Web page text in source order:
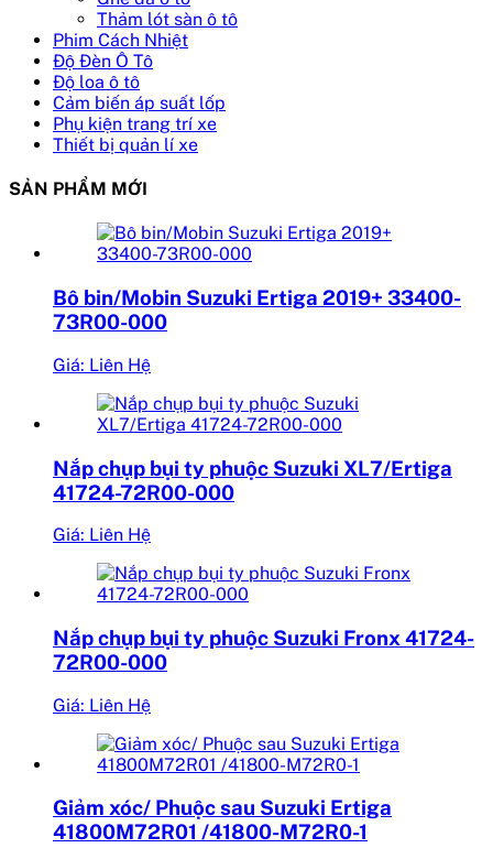
Thảm lót sàn ô tô
Phim Cách Nhiệt
Độ Đèn Ô Tô
Độ loa ô tô
Cảm biến áp suất lốp
Phụ kiện trang trí xe
Thiết bị quản lí xe
SẢN PHẨM MỚI
Bô bin/Mobin Suzuki Ertiga 2019+ 33400-
73R00-000
Giá: Liên Hệ
Nắp chụp bụi ty phuộc Suzuki XL7/Ertiga
41724-72R00-000
Giá: Liên Hệ
Nắp chụp bụi ty phuộc Suzuki Fronx 41724-
72R00-000
Giá: Liên Hệ
Giảm xóc/ Phuộc sau Suzuki Ertiga
41800M72R01 /41800-M72R0-1